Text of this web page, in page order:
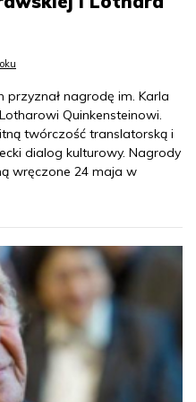
przyznał nagrodę im. Karla
Quinkensteinowi.
twórczość translatorską i
dialog kulturowy. Nagrody
wręczone 24 maja w